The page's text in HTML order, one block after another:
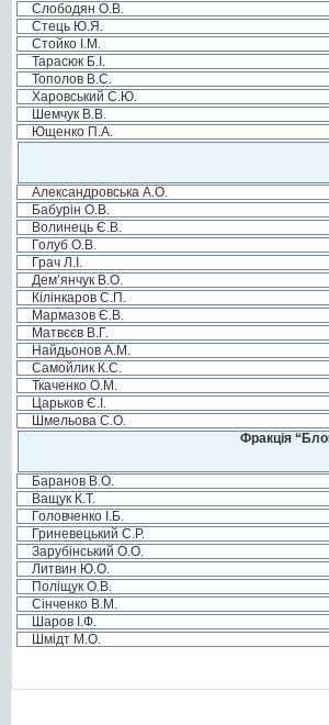
Слободян О.В.
Стець Ю.Я.
Стойко І.М.
Тарасюк Б.І.
Тополов В.С.
Харовський С.Ю.
Шемчук В.В.
Ющенко П.А.
Александровська А.О.
Бабурін О.В.
Волинець Є.В.
Голуб О.В.
Грач Л.І.
Дем’янчук В.О.
Кілінкаров С.П.
Мармазов Є.В.
Матвєєв В.Г.
Найдьонов А.М.
Самойлик К.С.
Ткаченко О.М.
Царьков Є.І.
Шмельова С.О.
Фракція
Баранов В.О.
Ващук К.Т.
Головченко І.Б.
Гриневецький С.Р.
Зарубінський О.О.
Литвин Ю.О.
Поліщук О.В.
Сінченко В.М.
Шаров І.Ф.
Шмідт М.О.